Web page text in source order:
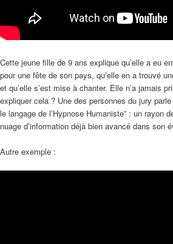
Cette jeune fille de 9 ans explique qu’elle a eu
pour une fête de son pays, qu’elle en a trouvé
et qu’elle s’est mise à chanter. Elle n’a jamais
expliquer cela ? Une des personnes du jury
le langage de l’Hypnose Humaniste” : un rayon
nuage d’information déjà bien avancé dans son
Autre exemple :